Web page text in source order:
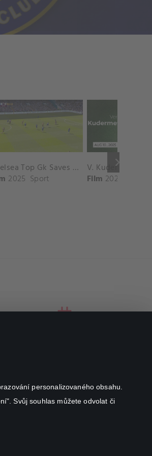
personalizovaného obsahu.
Svůj souhlas můžete odvolat či
keyboard_arrow_right
Chelsea Top Gk Saves vs. Crystal Palace
2025 Sport Film 2025
S. à r.l. se sídlem Rue Albert Borschette 4,